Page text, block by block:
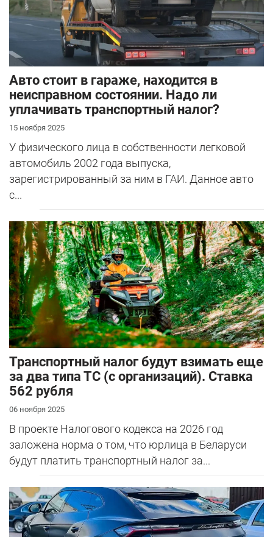
Авто стоит в гараже, находится в
неисправном состоянии. Надо ли
уплачивать транспортный налог?
15 ноября 2025
У физического лица в собственности легковой
автомобиль 2002 года выпуска,
зарегистрированный за ним в ГАИ. Данное авто
с...
Транспортный налог будут взимать еще
за два типа ТС (с организаций). Ставка
562 рубля
06 ноября 2025
В проекте Налогового кодекса на 2026 год
заложена норма о том, что юрлица в Беларуси
будут платить транспортный налог за...